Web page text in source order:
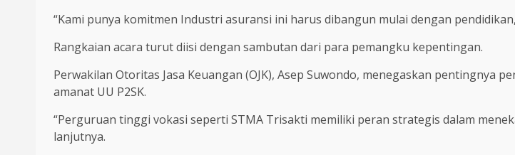
“Kami punya komitmen Industri asuransi ini harus dibangun mulai dengan
Rangkaian acara turut diisi dengan sambutan dari para pemangku kepentingan.
Perwakilan Otoritas Jasa Keuangan (OJK), Asep Suwondo, menegaskan pentingnya
amanat UU P2SK.
“Perguruan tinggi vokasi seperti STMA Trisakti memiliki peran strategis dalam
lanjutnya.